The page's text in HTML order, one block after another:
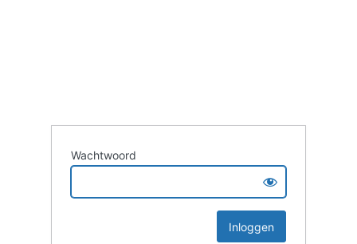
Wachtwoord